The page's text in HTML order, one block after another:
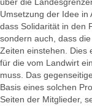
über die
Umsetzung der Idee in
dass Solidarität in den
sondern auch, dass
Zeiten einstehen. Dies
für die vom Landwirt
muss. Das
Basis eines solchen
Seiten der Mitglieder,